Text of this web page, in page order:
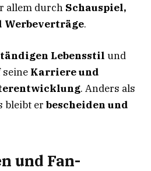
allem durch Schauspiel,
.
Lebensstil und
Karriere und
. Anders als
bleibt er bescheiden und
und Fan-